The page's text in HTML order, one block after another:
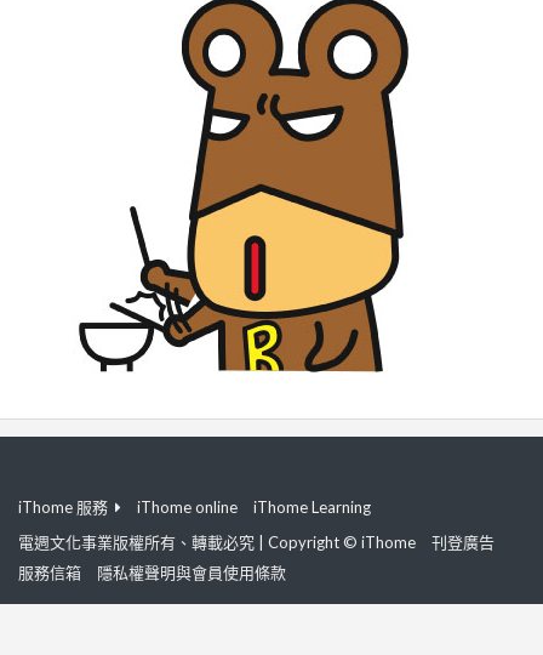
iThome 服務 iThome online
iThome Learning
電週文化事業版權所有、轉載必究 | Copyright © iThome
刊登廣告
服務信箱
隱私權聲明與會員使用條款